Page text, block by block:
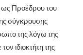
ως Προέδρου του
σύγκρουσης
της λόγω της
ιδιοκτήτη της